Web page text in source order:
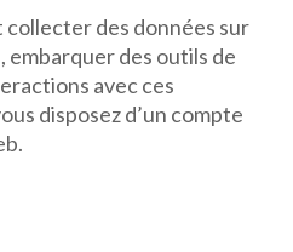
des données sur
embarquer des outils de
avec ces
disposez d’un compte